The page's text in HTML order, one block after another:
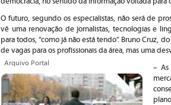
O futuro, segundo os especialistas, não será de
vê uma renovação de jornalistas, tecnologias e
para todos, “como já não está tendo”. Bruno Cruz,
de vagas para os profissionais da área, mas uma
Arquivo Portal
– As